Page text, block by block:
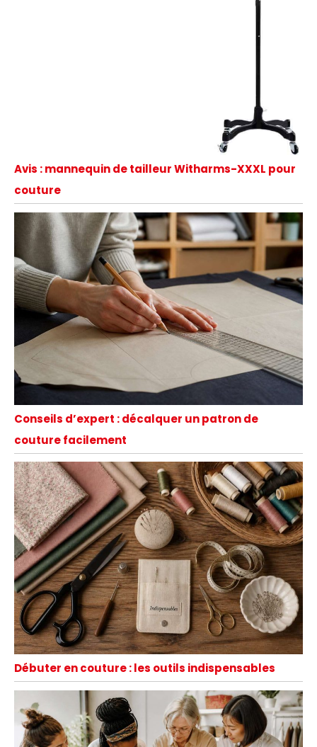
Avis : mannequin de tailleur Witharms-XXXL pour
couture
Conseils d’expert : décalquer un patron de
couture facilement
Débuter en couture : les outils indispensables